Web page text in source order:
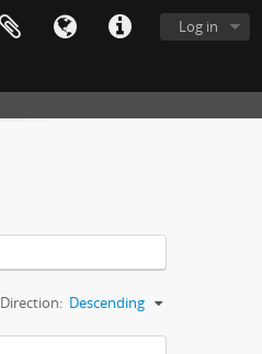
Log in
Direction: Descending